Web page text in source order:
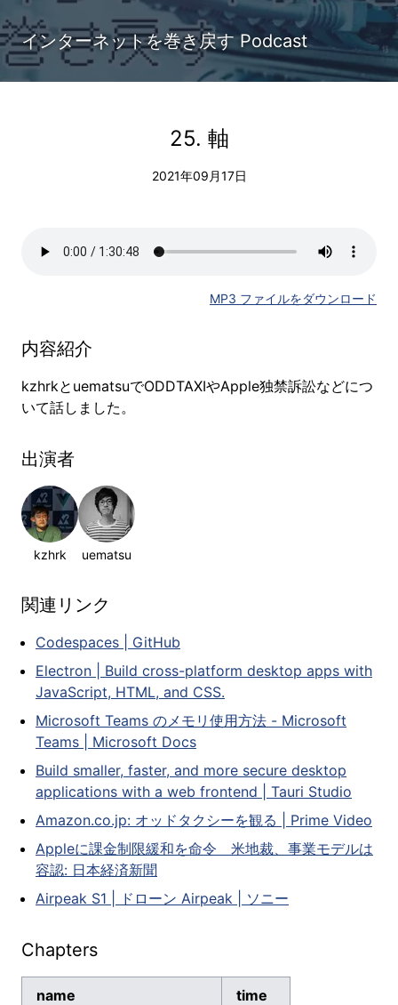
インターネットを巻き戻す Podcast
25. 軸
2021年09月17日
MP3 ファイルをダウンロード
内容紹介
kzhrkとuematsuでODDTAXIやApple独禁訴訟などにつ
いて話しました。
出演者
kzhrk uematsu
関連リンク
Codespaces | GitHub
Electron | Build cross-platform desktop apps with
JavaScript, HTML, and CSS.
Microsoft Teams のメモリ使用方法 - Microsoft
Teams | Microsoft Docs
Build smaller, faster, and more secure desktop
applications with a web frontend | Tauri Studio
Amazon.co.jp: オッドタクシーを観る | Prime Video
Appleに課金制限緩和を命令 米地裁、事業モデルは
容認: 日本経済新聞
Airpeak S1 | ドローン Airpeak | ソニー
Chapters
name time